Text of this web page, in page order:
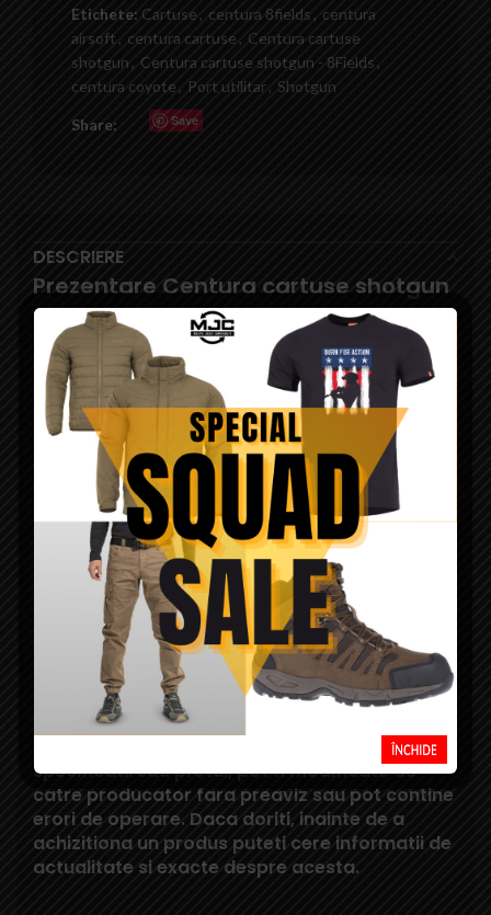
Etichete: Cartuse , centura 8fields, centura
airsoft , centura cartuse , Centura cartuse
shotgun , Centura cartuse shotgun - 8Fields,
centura coyote, Port utilitar, Shotgun
Share: Save
DESCRIERE
Prezentare Centura cartuse shotgun
– 8Fields
Magazinul online airsoft Squad Store va pune la dispozitie
Centura cartuse shotgun – 8Fields. Aceasta centura sustine
12 cartuse shotgun si este fabricata din poliester
600D. Centura de cartuse pentur shotgun fabricata de 8Fields
are lungimea 310 mm, latimea de 55 mm si cantareste 95 g.
Este disponibila pe nuanta coyote.
Daca doriti sa testati diverse produse din gamaSquad Store
va asteptam cu drag in magazinul nostru din Cluj.
Squad Store face eforturi permanente pentru
a actualiza constant informatiile din aceasta
pagina. Rareori, acestea pot contine mici erori:
fotografiile au caracter informativ si pot
contine accesorii neincluse in pachetele
standard; produsele pot diferi in realitate fata
de cele din pozele de pe acest site; unele
specificatii sau pretul, pot fi modificate de
catre producator fara preaviz sau pot contine
erori de operare. Daca doriti, inainte de a
achizitiona un produs puteti cere informatii de
actualitate si exacte despre acesta.